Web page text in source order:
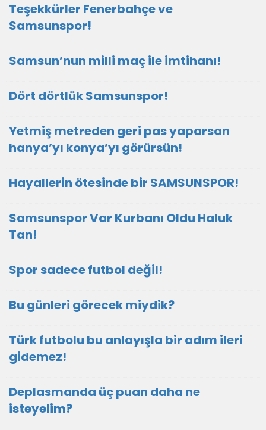
Teşekkürler Fenerbahçe ve
Samsunspor!
Samsun’nun milli maç ile imtihanı!
Dört dörtlük Samsunspor!
Yetmiş metreden geri pas yaparsan
hanya’yı konya’yı görürsün!
Hayallerin ötesinde bir SAMSUNSPOR!
Samsunspor Var Kurbanı Oldu Haluk
Tan!
Spor sadece futbol değil!
Bu günleri görecek miydik?
Türk futbolu bu anlayışla bir adım ileri
gidemez!
Deplasmanda üç puan daha ne
isteyelim?